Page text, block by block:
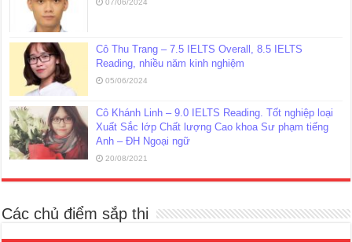
07/06/2024
Cô Thu Trang – 7.5 IELTS Overall, 8.5 IELTS
Reading, nhiều năm kinh nghiệm
05/06/2024
Cô Khánh Linh – 9.0 IELTS Reading. Tốt nghiệp loại
Xuất Sắc lớp Chất lượng Cao khoa Sư phạm tiếng
Anh – ĐH Ngoại ngữ
20/08/2021
Các chủ điểm sắp thi